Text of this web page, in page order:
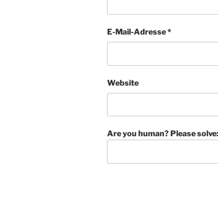
E-Mail-Adresse*
Website
Are you human? Please